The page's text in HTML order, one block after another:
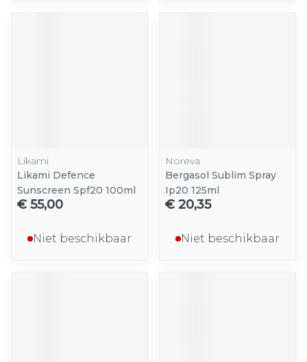
Likami
Likami Defence
Sunscreen Spf20 100ml
€ 55,00
Niet beschikbaar
Noreva
Bergasol Sublim Spray
Ip20 125ml
€ 20,35
Niet beschikbaar